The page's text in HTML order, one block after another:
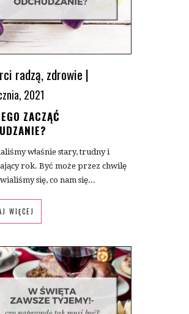
radzą,zdrowie |
2021
ZACZĄĆ
właśnie stary, trudny i
rok. Być może przez chwilę
się, co nam się...
WIĘCEJ